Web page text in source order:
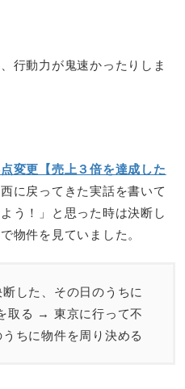
行動力が鬼速かったりしま
変更【売上３倍を達成した
に戻ってきた実話を書いて
う！」と思った時は決断し
物件を見ていました。
した、その日のうちに
取る → 東京に行って不
ちに物件を周り決める